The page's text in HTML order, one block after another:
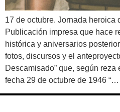
17 de octubre. Jornada heroica
Publicación impresa que hace
histórica y aniversarios
fotos, discursos y el
Descamisado” que, según reza
fecha 29 de octubre de 1946